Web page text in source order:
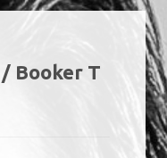
/ Booker T